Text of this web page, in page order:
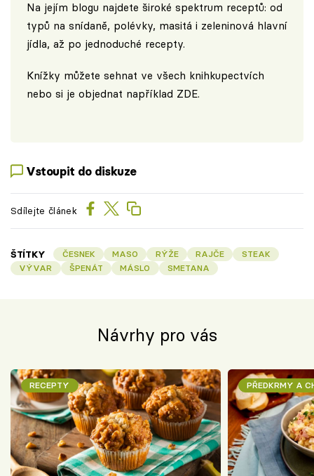
Na jejím blogu najdete široké spektrum receptů: od
typů na snídaně, polévky, masitá i zeleninová hlavní
jídla, až po jednoduché recepty.
Knížky můžete sehnat ve všech knihkupectvích
nebo si je objednat například ZDE.
Vstoupit do diskuze
Sdílejte článek
ŠTÍTKY ČESNEK MASO RÝŽE RAJČE
STEAK
VÝVAR
ŠPENÁT MÁSLO SMETANA
Návrhy pro vás
RECEPTY PŘEDKRMY A